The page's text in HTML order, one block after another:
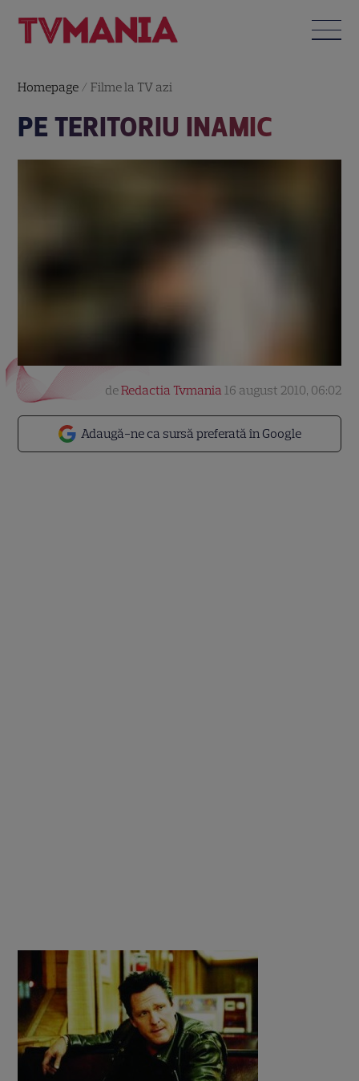
Homepage /Filme la TV azi
PE TERITORIU INAMIC
Adaugă-ne ca sursă preferată în Google
deRedactia Tvmania 16 august 2010, 06:02